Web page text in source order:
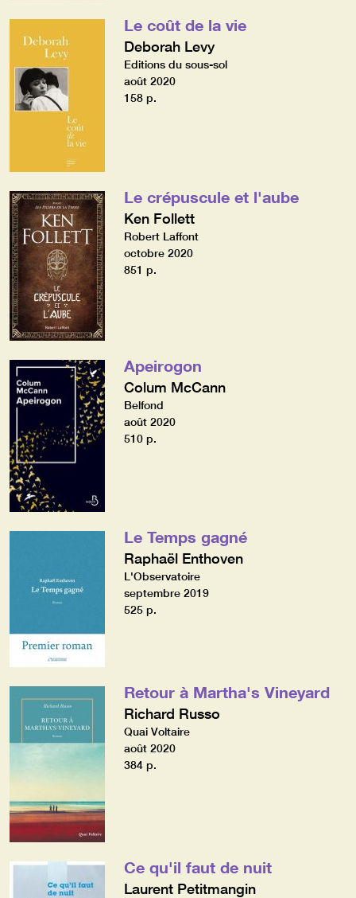
Le coût de la vie
Deborah Levy
Editions du sous-sol
août 2020
158 p.
Le crépuscule et l'aube
Ken Follett
Robert Laffont
octobre 2020
851 p.
Apeirogon
Colum McCann
Belfond
août 2020
510 p.
Le Temps gagné
Raphaël Enthoven
L'Observatoire
septembre 2019
525 p.
Retour à Martha's Vineyard
Richard Russo
Quai Voltaire
août 2020
384 p.
Ce qu'il faut de nuit
Laurent Petitmangin